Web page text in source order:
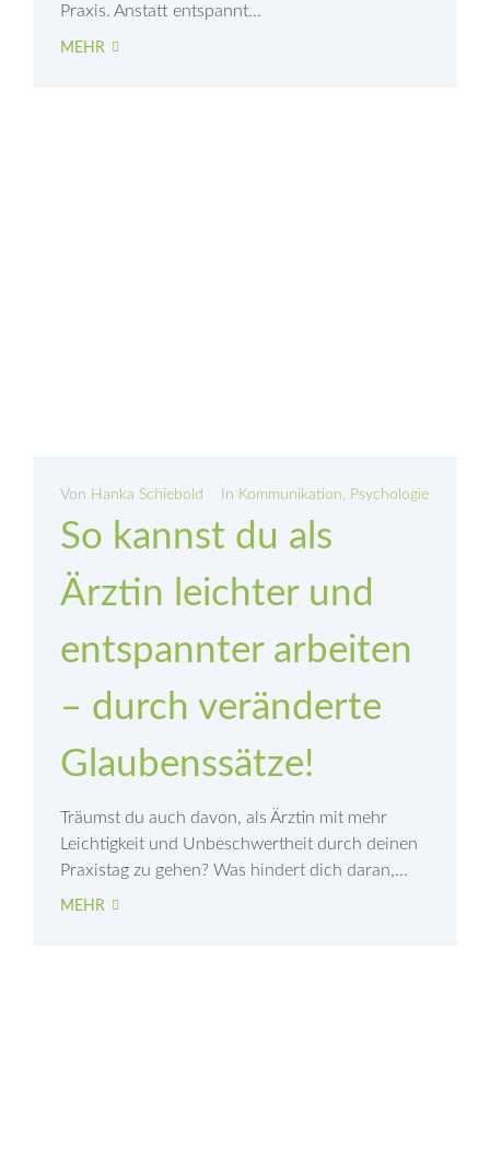
Praxis. Anstatt entspannt...
MEHR
Von Hanka Schiebold In Kommunikation Psychologie
So kannst du als
Ärztin leichter und
entspannter arbeiten
– durch veränderte
Glaubenssätze!
Träumst du auch davon, als Ärztin mit mehr
Leichtigkeit und Unbeschwertheit durch deinen
Praxistag zu gehen? Was hindert dich daran,...
MEHR